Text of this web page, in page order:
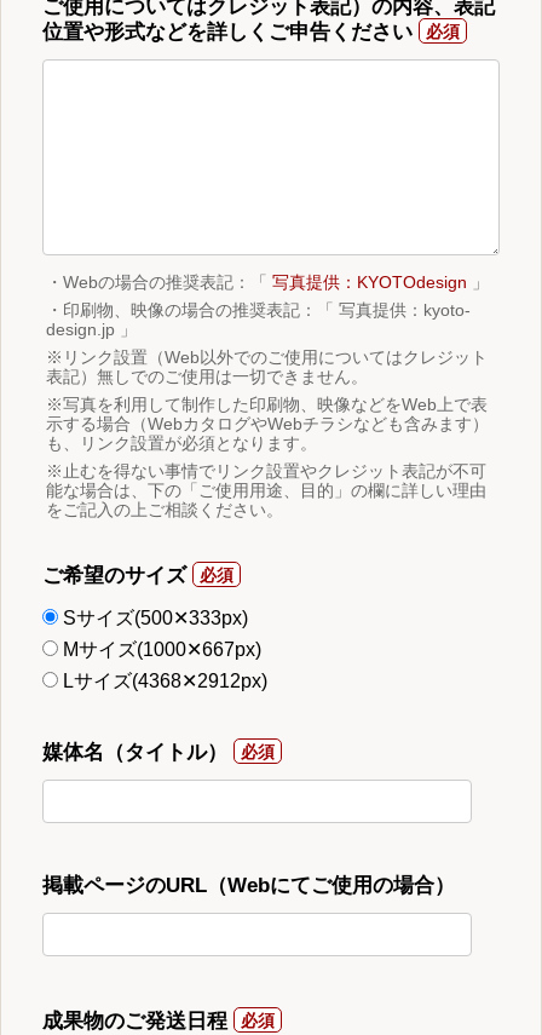
ご使用についてはクレジット表記）の内容、表記
位置や形式などを詳しくご申告ください
・Webの場合の推奨表記：「 写真提供：KYOTOdesign 」
・印刷物、映像の場合の推奨表記：「 写真提供：kyoto-
design.jp 」
※リンク設置（Web以外でのご使用についてはクレジット
表記）無しでのご使用は一切できません。
※写真を利用して制作した印刷物、映像などをWeb上で表
示する場合（WebカタログやWebチラシなども含みます）
も、リンク設置が必須となります。
※止むを得ない事情でリンク設置やクレジット表記が不可
能な場合は、下の「ご使用用途、目的」の欄に詳しい理由
をご記入の上ご相談ください。
ご希望のサイズ
Sサイズ(500✕333px)
Mサイズ(1000✕667px)
Lサイズ(4368✕2912px)
媒体名（タイトル）
掲載ページのURL（Webにてご使用の場合）
成果物のご発送日程